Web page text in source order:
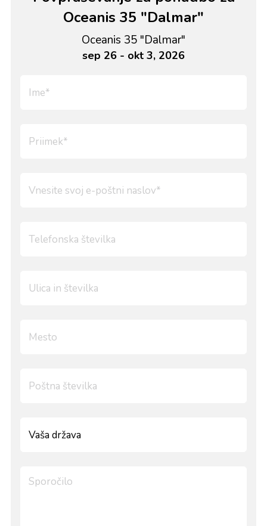
Oceanis 35 "Dalmar"
Oceanis 35 "Dalmar"
sep 26 - okt 3, 2026